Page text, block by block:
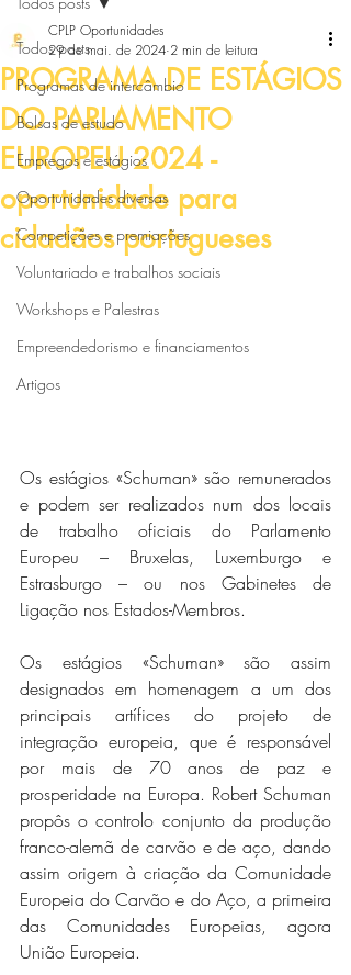
Todos posts
Programas de intercâmbio
Bolsas de estudo
Empregos e estágios
Oportunidades diversas
Competições e premiações
Voluntariado e trabalhos sociais
Workshops e Palestras
Empreendedorismo e financiamentos
Artigos
PROGRAMA DE ESTÁGIOS
DO PARLAMENTO
EUROPEU 2024 -
oportunidade para
cidadãos portugueses
CPLP Oportunidades
29 de mai. de 2024 2 min de leitura
Os estágios «Schuman» são remunerados
e podem ser realizados num dos locais
de trabalho oficiais do Parlamento
Europeu – Bruxelas, Luxemburgo e
Estrasburgo – ou nos Gabinetes de
Ligação nos Estados-Membros.
Os estágios «Schuman» são assim
designados em homenagem a um dos
principais artífices do projeto de
integração europeia, que é responsável
por mais de 70 anos de paz e
prosperidade na Europa. Robert Schuman
propôs o controlo conjunto da produção
franco-alemã de carvão e de aço, dando
assim origem à criação da Comunidade
Europeia do Carvão e do Aço, a primeira
das Comunidades Europeias, agora
União Europeia.